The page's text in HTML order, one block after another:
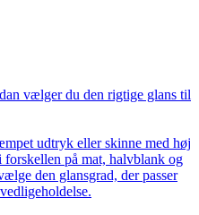
vælger du den rigtige glans til
udtryk eller skinne med høj
forskellen på mat, halvblank og
den glansgrad, der passer